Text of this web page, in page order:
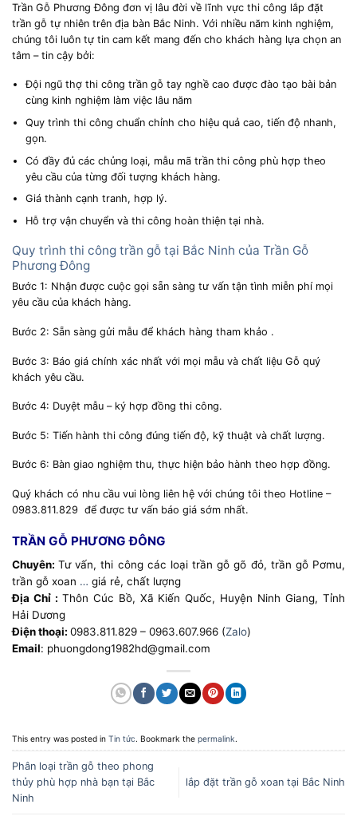
Trần Gỗ Phương Đông đơn vị lâu đời về lĩnh vực thi công lắp đặt
trần gỗ tự nhiên trên địa bàn Bắc Ninh. Với nhiều năm kinh nghiệm,
chúng tôi luôn tự tin cam kết mang đến cho khách hàng lựa chọn an
tâm – tin cậy bởi:
Đội ngũ thợ thi công trần gỗ tay nghề cao được đào tạo bài bản
cùng kinh nghiệm làm việc lâu năm
Quy trình thi công chuẩn chỉnh cho hiệu quả cao, tiến độ nhanh,
gọn.
Có đầy đủ các chủng loại, mẫu mã trần thi công phù hợp theo
yêu cầu của từng đối tượng khách hàng.
Giá thành cạnh tranh, hợp lý.
Hỗ trợ vận chuyển và thi công hoàn thiện tại nhà.
Quy trình thi công trần gỗ tại Bắc Ninh của Trần Gỗ
Phương Đông
Bước 1: Nhận được cuộc gọi sẵn sàng tư vấn tận tình miễn phí mọi
yêu cầu của khách hàng.
Bước 2: Sẵn sàng gửi mẫu để khách hàng tham khảo .
Bước 3: Báo giá chính xác nhất với mọi mẫu và chất liệu Gỗ quý
khách yêu cầu.
Bước 4: Duyệt mẫu – ký hợp đồng thi công.
Bước 5: Tiến hành thi công đúng tiến độ, kỹ thuật và chất lượng.
Bước 6: Bàn giao nghiệm thu, thực hiện bảo hành theo hợp đồng.
Quý khách có nhu cầu vui lòng liên hệ với chúng tôi theo Hotline –
0983.811.829 để được tư vấn báo giá sớm nhất.
TRẦN GỖ PHƯƠNG ĐÔNG
Chuyên:Tư vấn, thi công các loại trần gỗ gõ đỏ, trần gỗ Pơmu,
trần gỗ xoan … giá rẻ, chất lượng
Địa Chỉ : Thôn Cúc Bồ, Xã Kiến Quốc, Huyện Ninh Giang, Tỉnh
Hải Dương
Điện thoại: 0983.811.829 – 0963.607.966 (Zalo)
Email: phuongdong1982hd@gmail.com
This entry was posted in Tin tức. Bookmark the permalink.
Phân loại trần gỗ theo phong
thủy phù hợp nhà bạn tại Bắc
Ninh
lắp đặt trần gỗ xoan tại Bắc Ninh